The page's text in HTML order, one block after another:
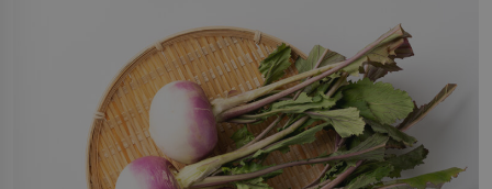
adrese 18 Rue Louis Vuitton, které bylo postaveno v
roce 1869. […]